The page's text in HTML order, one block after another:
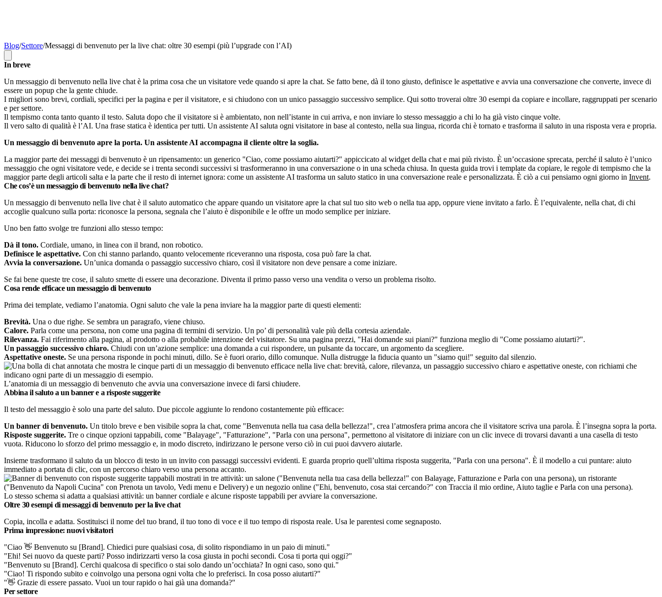
Blog/Settore/Messaggi di benvenuto per la live chat: oltre 30 esempi (più l’upgrade con l’AI)
In breve
Un messaggio di benvenuto nella live chat è la prima cosa che un visitatore vede quando si apre la chat. Se fatto bene, dà il tono giusto, definisce le aspettative e avvia una conversazione che converte, invece di
essere un popup che la gente chiude.
I migliori sono brevi, cordiali, specifici per la pagina e per il visitatore, e si chiudono con un unico passaggio successivo semplice. Qui sotto troverai oltre 30 esempi da copiare e incollare, raggruppati per scenario
e per settore.
Il tempismo conta tanto quanto il testo. Saluta dopo che il visitatore si è ambientato, non nell’istante in cui arriva, e non inviare lo stesso messaggio a chi lo ha già visto cinque volte.
Il vero salto di qualità è l’AI. Una frase statica è identica per tutti. Un assistente AI saluta ogni visitatore in base al contesto, nella sua lingua, ricorda chi è tornato e trasforma il saluto in una risposta vera e propria.
Un messaggio di benvenuto apre la porta. Un assistente AI accompagna il cliente oltre la soglia.
La maggior parte dei messaggi di benvenuto è un ripensamento: un generico "Ciao, come possiamo aiutarti?" appiccicato al widget della chat e mai più rivisto. È un’occasione sprecata, perché il saluto è l’unico
messaggio che ogni visitatore vede, e decide se i trenta secondi successivi si trasformeranno in una conversazione o in una scheda chiusa. In questa guida trovi i template da copiare, le regole di tempismo che la
maggior parte degli articoli salta e la parte che il resto di internet ignora: come un assistente AI trasforma un saluto statico in una conversazione reale e personalizzata. È ciò a cui pensiamo ogni giorno in Invent.
Che cos’è un messaggio di benvenuto nella live chat?
Un messaggio di benvenuto nella live chat è il saluto automatico che appare quando un visitatore apre la chat sul tuo sito web o nella tua app, oppure viene invitato a farlo. È l’equivalente, nella chat, di chi
accoglie qualcuno sulla porta: riconosce la persona, segnala che l’aiuto è disponibile e le offre un modo semplice per iniziare.
Uno ben fatto svolge tre funzioni allo stesso tempo:
Dà il tono. Cordiale, umano, in linea con il brand, non robotico.
Definisce le aspettative. Con chi stanno parlando, quanto velocemente riceveranno una risposta, cosa può fare la chat.
Avvia la conversazione. Un’unica domanda o passaggio successivo chiaro, così il visitatore non deve pensare a come iniziare.
Se fai bene queste tre cose, il saluto smette di essere una decorazione. Diventa il primo passo verso una vendita o verso un problema risolto.
Cosa rende efficace un messaggio di benvenuto
Prima dei template, vediamo l’anatomia. Ogni saluto che vale la pena inviare ha la maggior parte di questi elementi:
Brevità. Una o due righe. Se sembra un paragrafo, viene chiuso.
Calore. Parla come una persona, non come una pagina di termini di servizio. Un po’ di personalità vale più della cortesia aziendale.
Rilevanza. Fai riferimento alla pagina, al prodotto o alla probabile intenzione del visitatore. Su una pagina prezzi, "Hai domande sui piani?" funziona meglio di "Come possiamo aiutarti?".
Un passaggio successivo chiaro. Chiudi con un’azione semplice: una domanda a cui rispondere, un pulsante da toccare, un argomento da scegliere.
Aspettative oneste. Se una persona risponde in pochi minuti, dillo. Se è fuori orario, dillo comunque. Nulla distrugge la fiducia quanto un "siamo qui!" seguito dal silenzio.
L’anatomia di un messaggio di benvenuto che avvia una conversazione invece di farsi chiudere.
Abbina il saluto a un banner e a risposte suggerite
Il testo del messaggio è solo una parte del saluto. Due piccole aggiunte lo rendono costantemente più efficace:
Un banner di benvenuto. Un titolo breve e ben visibile sopra la chat, come "Benvenuta nella tua casa della bellezza!", crea l’atmosfera prima ancora che il visitatore scriva una parola. È l’insegna sopra la porta.
Risposte suggerite. Tre o cinque opzioni tappabili, come "Balayage", "Fatturazione", "Parla con una persona", permettono al visitatore di iniziare con un clic invece di trovarsi davanti a una casella di testo
vuota. Riducono lo sforzo del primo messaggio e, in modo discreto, indirizzano le persone verso ciò in cui puoi davvero aiutarle.
Insieme trasformano il saluto da un blocco di testo in un invito con passaggi successivi evidenti. E guarda proprio quell’ultima risposta suggerita, "Parla con una persona". È il modello a cui puntare: aiuto
immediato a portata di clic, con un percorso chiaro verso una persona accanto.
Lo stesso schema si adatta a qualsiasi attività: un banner cordiale e alcune risposte tappabili per avviare la conversazione.
Oltre 30 esempi di messaggi di benvenuto per la live chat
Copia, incolla e adatta. Sostituisci il nome del tuo brand, il tuo tono di voce e il tuo tempo di risposta reale. Usa le parentesi come segnaposto.
Prima impressione: nuovi visitatori
"Ciao 👋 Benvenuto su [Brand]. Chiedici pure qualsiasi cosa, di solito rispondiamo in un paio di minuti."
"Ehi! Sei nuovo da queste parti? Posso indirizzarti verso la cosa giusta in pochi secondi. Cosa ti porta qui oggi?"
"Benvenuto su [Brand]. Cerchi qualcosa di specifico o stai solo dando un’occhiata? In ogni caso, sono qui."
"Ciao! Ti rispondo subito e coinvolgo una persona ogni volta che lo preferisci. In cosa posso aiutarti?"
"👋 Grazie di essere passato. Vuoi un tour rapido o hai già una domanda?"
Per settore